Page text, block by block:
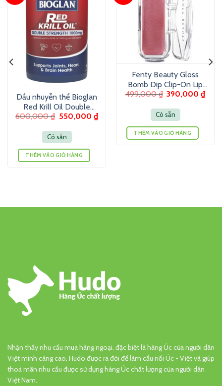
Dầu nhuyễn thể Bioglan
Red Krill Oil Double
Strength 1000mg 60
600,000₫ 550,000 ₫
Có sẵn
THÊM VÀO GIỎ HÀNG
Fenty Beauty Gloss
Bomb Dip Clip-On Lip
Luminizer 6g – Son
499,000₫ 390,000₫
Có sẵn
THÊM VÀO GIỎ HÀNG
Nhận thấy nhu cầu mua hàng ngoại, đặc biệt là hàng Úc của người dân
Việt mình càng cao, Hudo được ra đời để làm cầu nối Úc - Việt và giúp
thoả mãn nhu cầu được sử dụng hàng Úc chất lượng của người dân
Việt Nam.